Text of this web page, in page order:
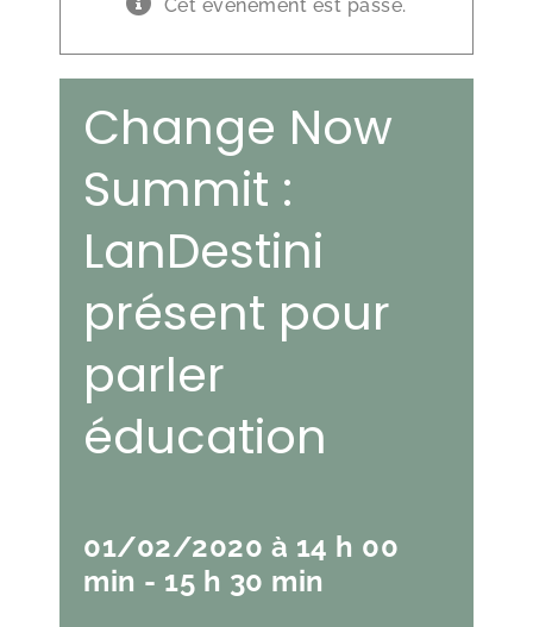
Cet évènement est passé.
Change Now
Summit :
LanDestini
présent pour
parler
éducation
01/02/2020 à 14 h 00
min - 15 h 30 min